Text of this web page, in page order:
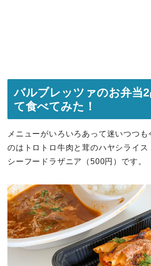
バルブレッツァのお弁当
て食べてみた！
メニューがいろいろあって迷いつつも
のはトロトロ牛肉と茸のハヤシライス
シーフードラザニア（500円）です。